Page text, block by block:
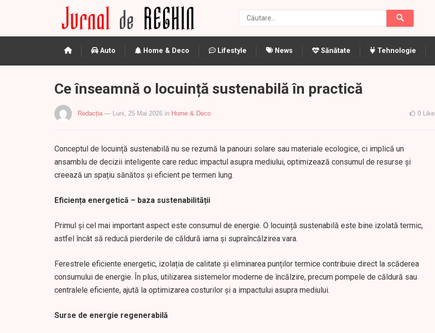
Auto Home & Deco Lifestyle News Sănătate Tehnologie
Ce înseamnă o locuință sustenabilă în practică
Redacția — Luni, 25 Mai 2026 in Home & Deco 0
Conceptul de locuință sustenabilă nu se rezumă la panouri solare sau materiale ecologice, ci implică un
ansamblu de decizii inteligente care reduc impactul asupra mediului, optimizează consumul de resurse și
creează un spațiu sănătos și eficient pe termen lung.
Eficiența energetică – baza sustenabilității
Primul și cel mai important aspect este consumul de energie. O locuință sustenabilă este bine izolată termic,
astfel încât să reducă pierderile de căldură iarna și supraîncălzirea vara.
Ferestrele eficiente energetic, izolația de calitate și eliminarea punților termice contribuie direct la scăderea
consumului de energie. În plus, utilizarea sistemelor moderne de încălzire, precum pompele de căldură sau
centralele eficiente, ajută la optimizarea costurilor și a impactului asupra mediului.
Surse de energie regenerabilă